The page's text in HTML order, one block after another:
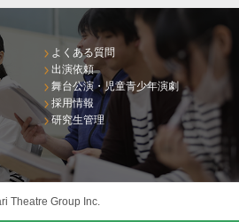
よくある質問
出演依頼
舞台公演・児童青少年演劇
採用情報
研究生管理
Theatre Group Inc.